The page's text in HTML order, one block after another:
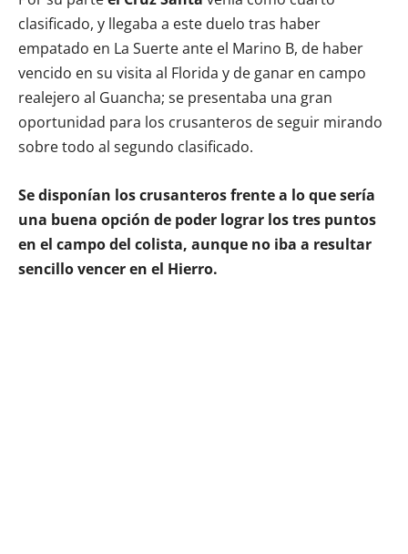
clasificado, y llegaba a este duelo tras haber
empatado en La Suerte ante el Marino B, de haber
vencido en su visita al Florida y de ganar en campo
realejero al Guancha; se presentaba una gran
oportunidad para los crusanteros de seguir mirando
sobre todo al segundo clasificado.
Se disponían los crusanteros frente a lo que sería
una buena opción de poder lograr los tres puntos
en el campo del colista, aunque no iba a resultar
sencillo vencer en el Hierro.